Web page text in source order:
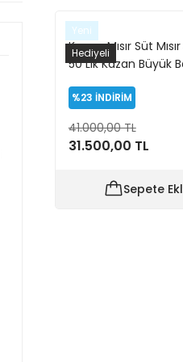
Yeni
Hediyeli
Koçan Mısır Süt
50 Lik Kazan Büyük
Tunceli)
%23 İNDİRİM
41.000,00 TL
31.500,00 TL
Sepete